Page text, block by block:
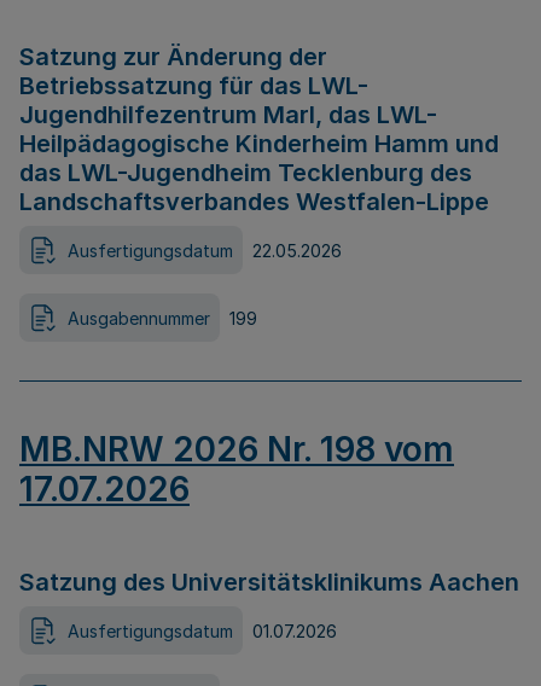
Satzung zur Änderung der
Betriebssatzung für das LWL-
Jugendhilfezentrum Marl, das LWL-
Heilpädagogische Kinderheim Hamm und
das LWL-Jugendheim Tecklenburg des
Landschaftsverbandes Westfalen-Lippe
Ausfertigungsdatum 22.05.2026
Ausgabennummer 199
MB.NRW 2026 Nr. 198 vom
17.07.2026
Satzung des Universitätsklinikums Aachen
Ausfertigungsdatum 01.07.2026